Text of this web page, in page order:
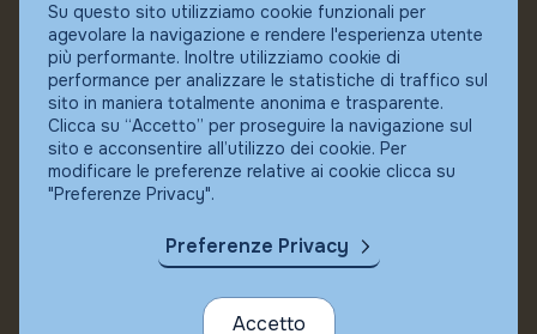
© Fundstore
Collocatore autorizzato:
Banca Ifigest SpA
P.Iva: 04337180485
Su questo sito utilizziamo cookie funzionali per
agevolare la navigazione e rendere l'esperienza utente
più performante. Inoltre utilizziamo cookie di
performance per analizzare le statistiche di traffico sul
sito in maniera totalmente anonima e trasparente.
Clicca su “Accetto” per proseguire la navigazione sul
sito e acconsentire all’utilizzo dei cookie. Per
modificare le preferenze relative ai cookie clicca su
"Preferenze Privacy".
Preferenze Privacy
Accetto